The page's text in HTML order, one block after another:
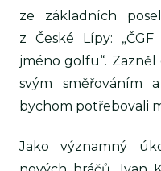
ze základních
z České Lípy:
jméno golfu“. Zazněl
svým směřováním
bychom potřebovali
Jako významný